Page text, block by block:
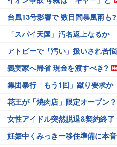
台風13号影響で 数日間暴風雨も?
「スパイ天国」汚名返上なるか
アトピーで「汚い」扱いされ苦悩
義実家へ帰省 現金を渡すべき?
集団暴行「もう1回」蹴り要求か
花王が「焼肉店」限定オープン？
女性アイドル突然脱退&契約終了
妊娠中くみっきー移住準備に本音